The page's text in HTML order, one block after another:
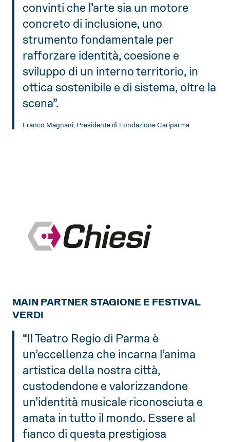
convinti che l’arte sia un motore
concreto di inclusione, uno
strumento fondamentale per
rafforzare identità, coesione e
sviluppo di un interno territorio, in
ottica sostenibile e di sistema, oltre la
scena”.
Franco Magnani, Presidente di Fondazione Cariparma
MAIN PARTNER STAGIONE E FESTIVAL
VERDI
“Il Teatro Regio di Parma è
un’eccellenza che incarna l’anima
artistica della nostra città,
custodendone e valorizzandone
un’identità musicale riconosciuta e
amata in tutto il mondo. Essere al
fianco di questa prestigiosa